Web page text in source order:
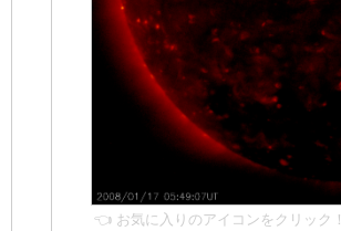
👈 お気に入りのアイコンをクリック！